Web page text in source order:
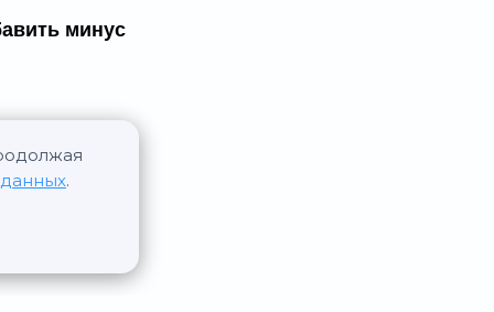
.
минус